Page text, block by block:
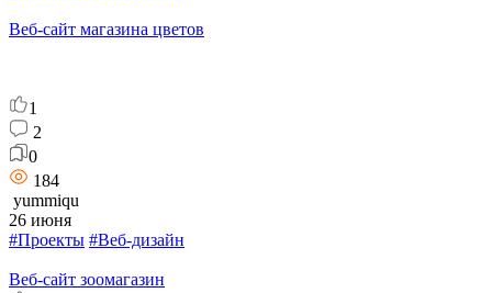
Веб-сайт магазина цветов
1
2
0
184
yummiqu
26 июня
#Проекты #Веб-дизайн
Веб-сайт зоомагазин